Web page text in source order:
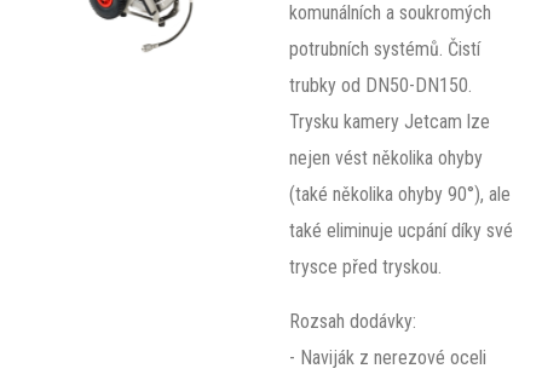
komunálních a soukromých
potrubních systémů. Čistí
trubky od DN50-DN150.
Trysku kamery Jetcam lze
nejen vést několika ohyby
(také několika ohyby 90°), ale
také eliminuje ucpání díky své
trysce před tryskou.
Rozsah dodávky:
- Naviják z nerezové oceli